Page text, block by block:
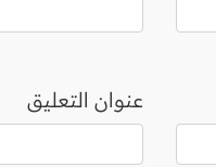
عنوان التعليق